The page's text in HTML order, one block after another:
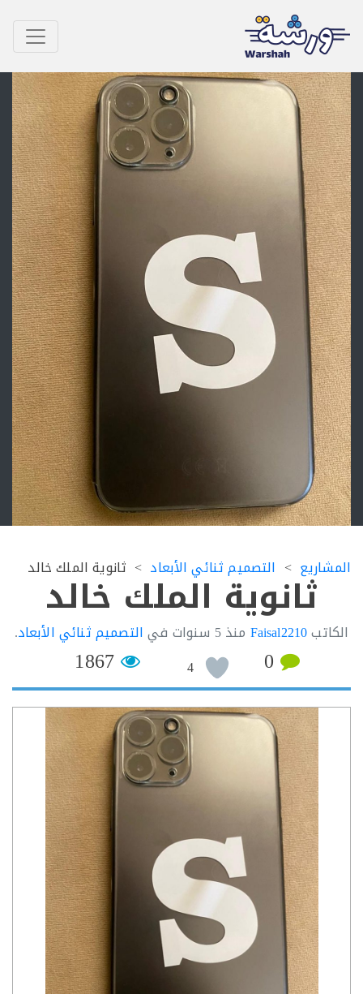
التصميم ثنائي الأبعاد ثانوية الملك خالد
ثانوية الملك خالد
Faisal2210منذ5 سنوات فيالتصميم ثنائي الأبعاد.
0
4
1867